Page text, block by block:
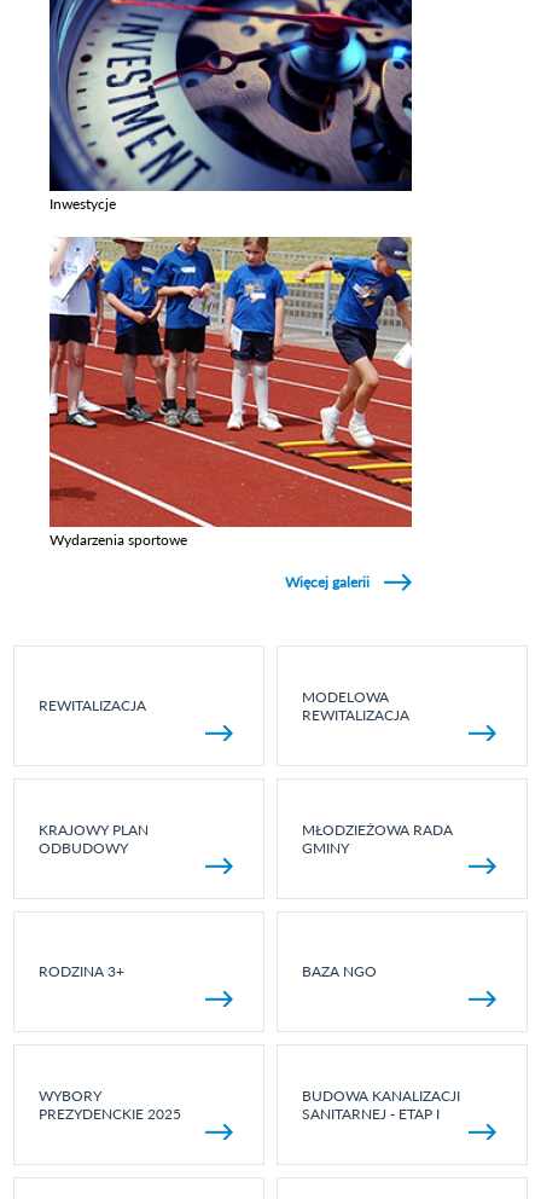
Inwestycje
Wydarzenia sportowe
Więcej galerii
REWITALIZACJA
MODELOWA
REWITALIZACJA
KRAJOWY PLAN
ODBUDOWY
MŁODZIEŻOWA RADA
GMINY
RODZINA 3+ BAZA NGO
WYBORY
PREZYDENCKIE 2025
BUDOWA KANALIZACJI
SANITARNEJ - ETAP I